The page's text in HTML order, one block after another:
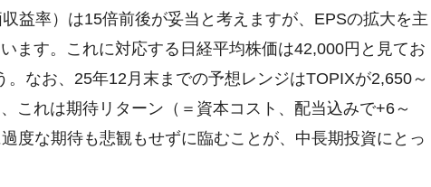
益率）は15倍前後が妥当と考えますが、EPSの拡大を主
ます。これに対応する日経平均株価は42,000円と見てお
なお、25年12月末までの予想レンジはTOPIXが2,650～
これは期待リターン（＝資本コスト、配当込みで+6～
度な期待も悲観もせずに臨むことが、中長期投資にとっ